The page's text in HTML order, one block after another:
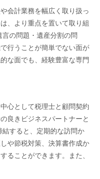
会計業務を幅広く取り扱っ
、より重点を置いて取り組
の問題・遺産分割の問
行うことが簡単でない面が
な面でも、経験豊富な専門
心として税理士と顧問契約
良きビジネスパートナーと
すると、定期的な訪問か
や節税対策、決算書作成か
ることができます。また、